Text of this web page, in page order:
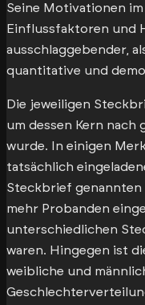
Seine Motivationen im
Einflussfaktoren und
ausschlaggebender,
quantitative und
Die jeweiligen
um dessen Kern nach
wurde. In einigen
tatsächlich
Steckbrief genannten
mehr Probanden
unterschiedlichen
waren. Hingegen ist
weibliche und